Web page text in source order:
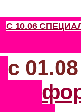
С 10.06
с